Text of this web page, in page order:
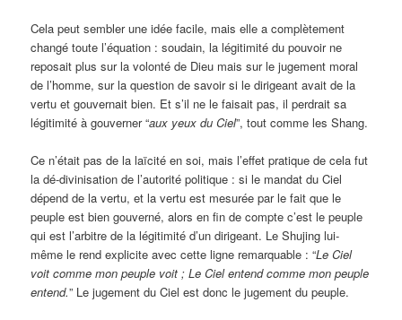
Cela peut sembler une idée facile, mais elle a complètement
changé toute l’équation : soudain, la légitimité du pouvoir ne
reposait plus sur la volonté de Dieu mais sur le jugement moral
de l’homme, sur la question de savoir si le dirigeant avait de la
vertu et gouvernait bien. Et s’il ne le faisait pas, il perdrait sa
légitimité à gouverner “aux yeux du Ciel”, tout comme les Shang.
Ce n’était pas de la laïcité en soi, mais l’effet pratique de cela fut
la dé-divinisation de l’autorité politique : si le mandat du Ciel
dépend de la vertu, et la vertu est mesurée par le fait que le
peuple est bien gouverné, alors en fin de compte c’est le peuple
qui est l’arbitre de la légitimité d’un dirigeant. Le Shujing lui-
même le rend explicite avec cette ligne remarquable : “Le Ciel
voit comme mon peuple voit ; Le Ciel entend comme mon peuple
entend.” Le jugement du Ciel est donc le jugement du peuple.